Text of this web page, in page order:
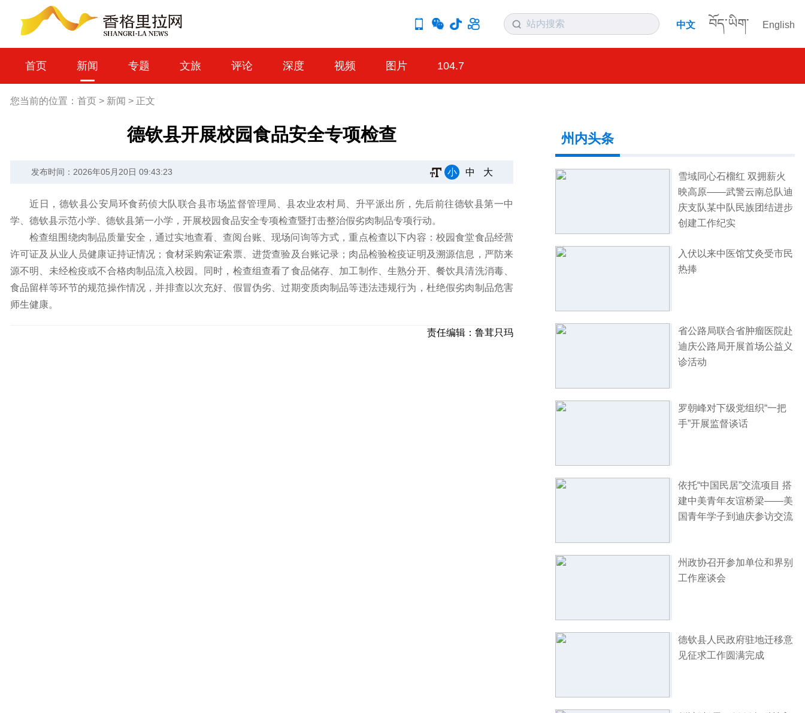
中文 བོད་ཡིག་ English
首页 新闻 专题 文旅 评论 深度 视频 图片 104.7
您当前的位置： 首页 > 新闻 > 正文
德钦县开展校园食品安全专项检查
发布时间：2026年05月20日 09:43:23 小 中 大
近日，德钦县公安局环食药侦大队联合县市场监督管理局、县农业农村局、升平派出所，先后前往德钦县第一中
学、德钦县示范小学、德钦县第一小学，开展校园食品安全专项检查暨打击整治假劣肉制品专项行动。
检查组围绕肉制品质量安全，通过实地查看、查阅台账、现场问询等方式，重点检查以下内容：校园食堂食品经营
许可证及从业人员健康证持证情况；食材采购索证索票、进货查验及台账记录；肉品检验检疫证明及溯源信息，严防来
源不明、未经检疫或不合格肉制品流入校园。同时，检查组查看了食品储存、加工制作、生熟分开、餐饮具清洗消毒、
食品留样等环节的规范操作情况，并排查以次充好、假冒伪劣、过期变质肉制品等违法违规行为，杜绝假劣肉制品危害
师生健康。
责任编辑： 鲁茸只玛
州内头条
雪域同心石榴红 双拥薪火
映高原——武警云南总队迪
庆支队某中队民族团结进步
创建工作纪实
入伏以来中医馆艾灸受市民
热捧
省公路局联合省肿瘤医院赴
迪庆公路局开展首场公益义
诊活动
罗朝峰对下级党组织“一把
手”开展监督谈话
依托“中国民居”交流项目 搭
建中美青年友谊桥梁——美
国青年学子到迪庆参访交流
州政协召开参加单位和界别
工作座谈会
德钦县人民政府驻地迁移意
见征求工作圆满完成